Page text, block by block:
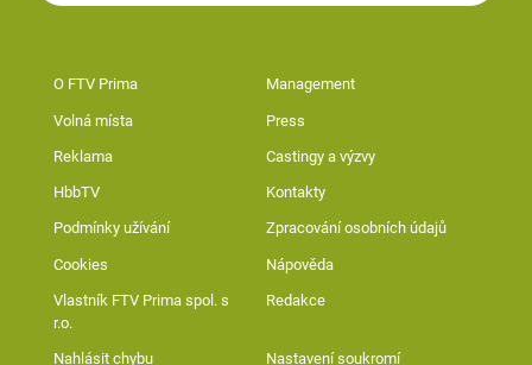
O FTV Prima Management
Volná místa Press
Reklama Castingy a výzvy
HbbTV Kontakty
Podmínky užívání Zpracování osobních údajů
Cookies Nápověda
Vlastník FTV Prima spol. s
r.o.
Redakce
Nahlásit chybu Nastavení soukromí